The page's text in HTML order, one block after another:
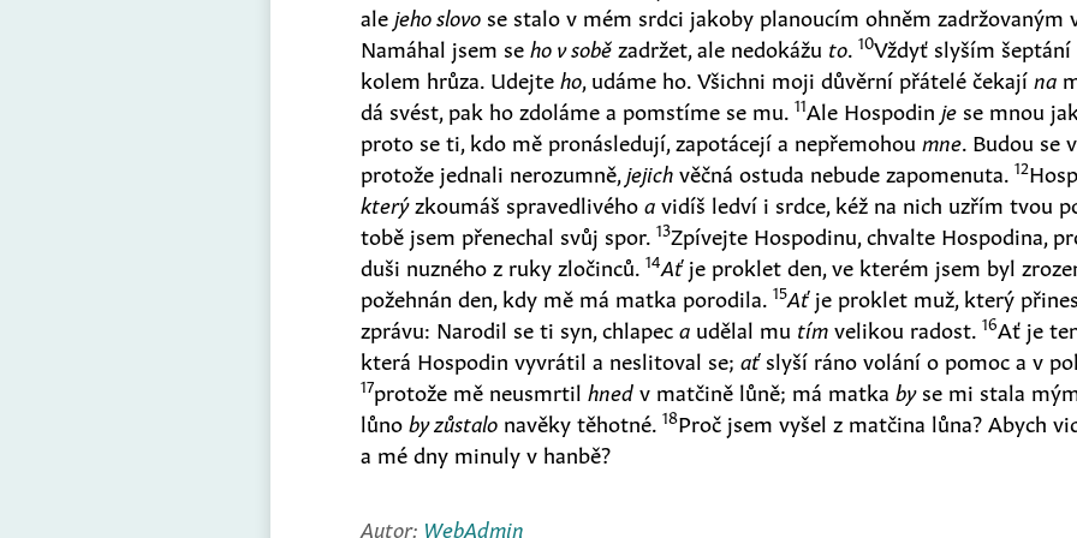
ale jeho slovo se stalo v mém srdci jakoby planoucím ohněm zadržovaným
Namáhal jsem se ho v sobě zadržet, ale nedokážu to.10Vždyť slyším
kolem hrůza. Udejte ho, udáme ho. Všichni moji důvěrní přátelé čekají na
dá svést, pak ho zdoláme a pomstíme se mu.11Ale Hospodin je se mnou
proto se ti, kdo mě pronásledují, zapotácejí a nepřemohou mne. Budou se
protože jednali nerozumně, jejichvěčná ostuda nebude zapomenuta.12
kterýzkoumáš spravedlivéhoavidíš ledví i srdce, kéž na nich uzřím tvou
tobě jsem přenechal svůj spor.13Zpívejte Hospodinu, chvalte Hospodina,
duši nuzného z ruky zločinců.14Aťje proklet den, ve kterém jsem byl
požehnán den, kdy mě má matka porodila.15Aťje proklet muž, který
zprávu: Narodil se ti syn, chlapeca udělal mu tímvelikou radost.16Ať je
která Hospodin vyvrátil a neslitoval se;aťslyší ráno volání o pomoc a v
17protože mě neusmrtil hnedv matčině lůně; má matkabyse mi stala
lůnoby zůstalo navěky těhotné.18Proč jsem vyšel z matčina lůna? Abych
a mé dny minuly v hanbě?
Autor: WebAdmin